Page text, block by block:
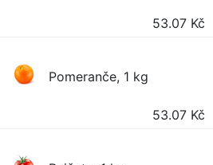
53.07 Kč
Pomeranče, 1 kg
53.07 Kč